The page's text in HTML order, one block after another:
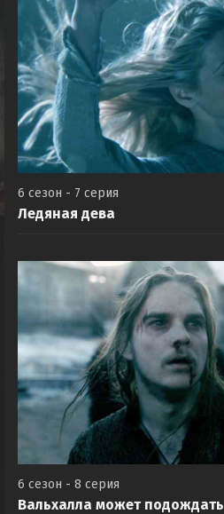
6 сезон - 7 серия
Ледяная дева
6 сезон - 8 серия
Вальхалла может подождать